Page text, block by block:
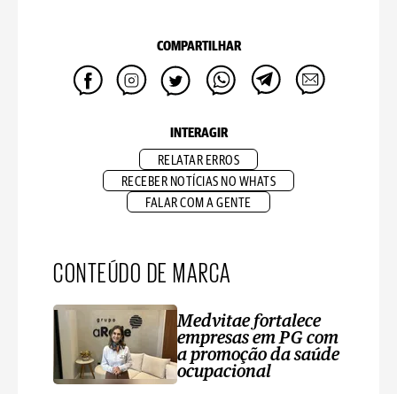
COMPARTILHAR
INTERAGIR
RELATAR ERROS
RECEBER NOTÍCIAS NO WHATS
FALAR COM A GENTE
CONTEÚDO DE MARCA
Medvitae fortalece
empresas em PG com
a promoção da saúde
ocupacional